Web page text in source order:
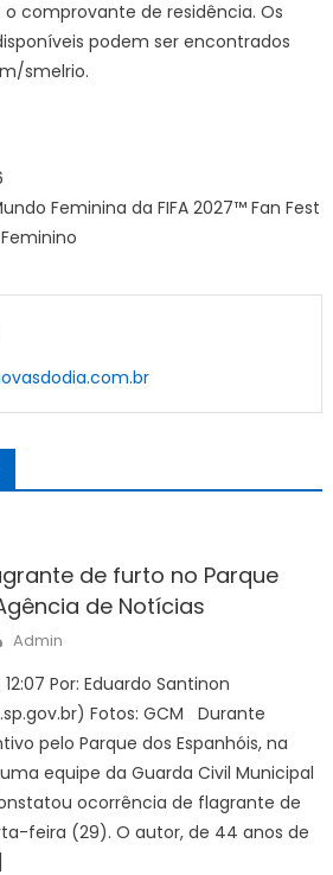
comprovante de residência. Os
podem ser encontrados
smelrio.
Feminina da FIFA 2027™ Fan Fest
de furto no Parque
de Notícias
Author
Admin
Por: Eduardo Santinon
) Fotos: GCM Durante
pelo Parque dos Espanhóis, na
equipe da Guarda Civil Municipal
ocorrência de flagrante de
feira (29). O autor, de 44 anos de